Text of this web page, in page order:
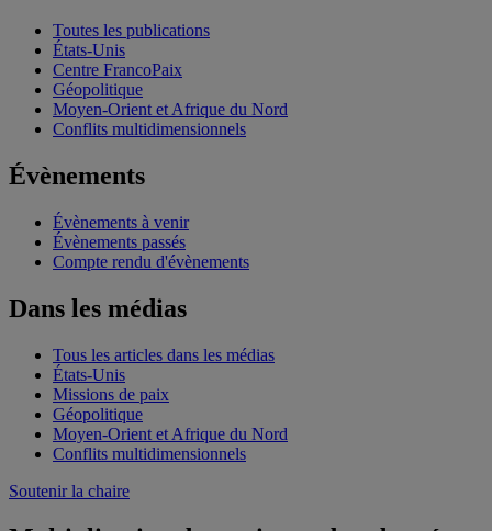
Toutes les publications
États-Unis
Centre FrancoPaix
Géopolitique
Moyen-Orient et Afrique du Nord
Conflits multidimensionnels
Évènements
Évènements à venir
Évènements passés
Compte rendu d'évènements
Dans les médias
Tous les articles dans les médias
États-Unis
Missions de paix
Géopolitique
Moyen-Orient et Afrique du Nord
Conflits multidimensionnels
Soutenir la chaire